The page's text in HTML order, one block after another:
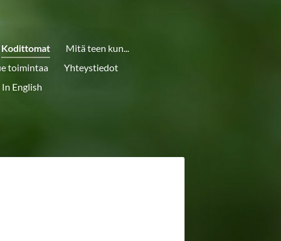
Kodittomat
Mitä teen kun...
toimintaa
Yhteystiedot
In English